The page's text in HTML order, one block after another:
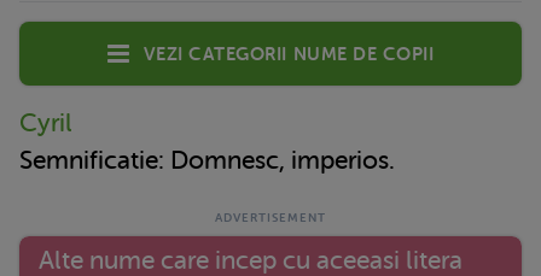
Vezi categorii nume de copii
Cyril
Semnificatie: Domnesc, imperios.
Alte nume care incep cu aceeasi litera